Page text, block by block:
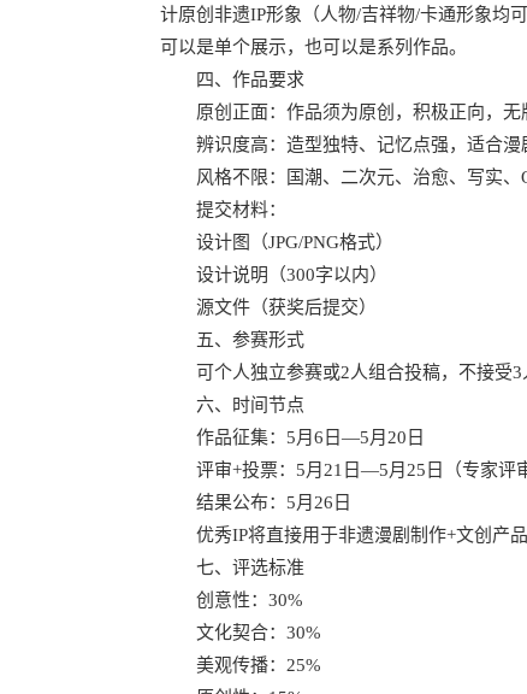
计原创非遗IP形象（人物/吉祥物/卡通形象均
可以是单个展示，也可以是系列作品。
四、作品要求
原创正面：作品须为原创，积极正向，无
辨识度高：造型独特、记忆点强，适合漫
风格不限：国潮、二次元、治愈、写实、Q
提交材料：
设计图（JPG/PNG格式）
设计说明（300字以内）
源文件（获奖后提交）
五、参赛形式
可个人独立参赛或2人组合投稿，不接受3
六、时间节点
作品征集：5月6日—5月20日
评审+投票：5月21日—5月25日（专家评审
结果公布：5月26日
优秀IP将直接用于非遗漫剧制作+文创产品
七、评选标准
创意性：30%
文化契合：30%
美观传播：25%